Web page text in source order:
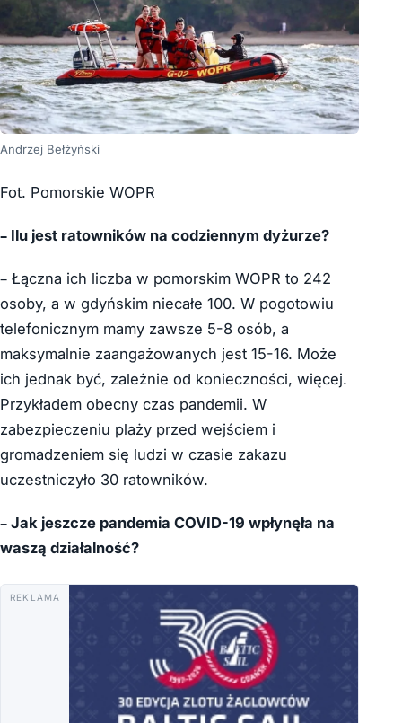
Andrzej Bełżyński
Fot. Pomorskie WOPR
– Ilu jest ratowników na codziennym dyżurze?
– Łączna ich liczba w pomorskim WOPR to 242
osoby, a w gdyńskim niecałe 100. W pogotowiu
telefonicznym mamy zawsze 5-8 osób, a
maksymalnie zaangażowanych jest 15-16. Może
ich jednak być, zależnie od konieczności, więcej.
Przykładem obecny czas pandemii. W
zabezpieczeniu plaży przed wejściem i
gromadzeniem się ludzi w czasie zakazu
uczestniczyło 30 ratowników.
– Jak jeszcze pandemia COVID-19 wpłynęła na
waszą działalność?
REKLAMA